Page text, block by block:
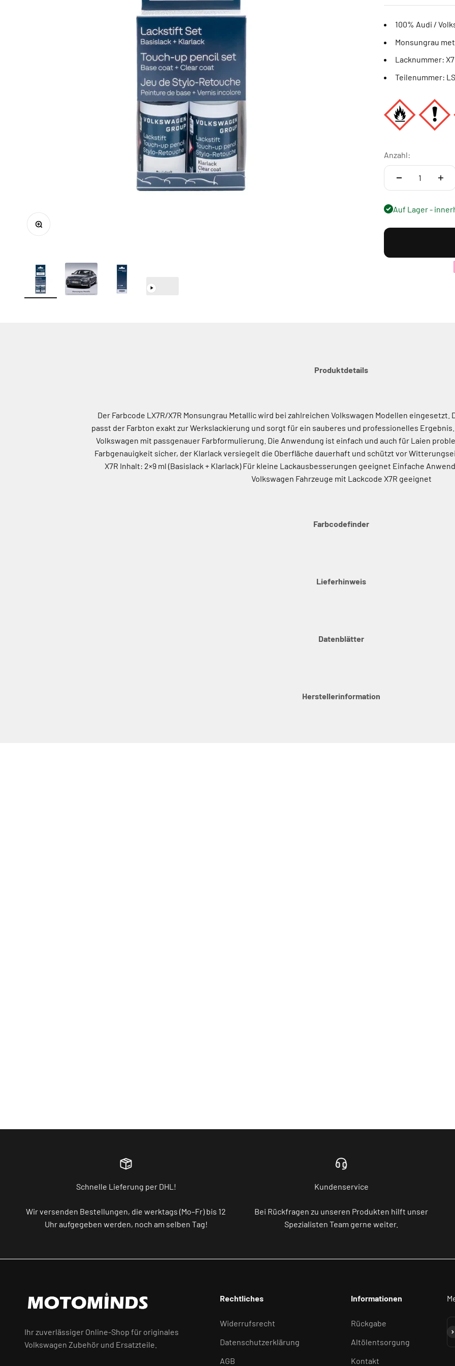
Bild vergrößern
100% Audi /
Monsungrau
Lacknummer:
Teilenummer:
Anzahl:
Auf Lager -
Produktdetails
Der Farbcode LX7R/X7R Monsungrau Metallic wird bei zahlreichen Volkswagen Modellen
passt der Farbton exakt zur Werkslackierung und sorgt für ein sauberes und professionelles
Volkswagen mit passgenauer Farbformulierung. Die Anwendung ist einfach und auch für Laien
Farbgenauigkeit sicher, der Klarlack versiegelt die Oberfläche dauerhaft und schützt vor
X7R Inhalt: 2×9 ml (Basislack + Klarlack) Für kleine Lackausbesserungen geeignet Einfache
Volkswagen Fahrzeuge mit Lackcode X7R geeignet
Farbcodefinder
Lieferhinweis
Datenblätter
Herstellerinformation
Schnelle Lieferung per DHL!
Wir versenden Bestellungen, die werktags (Mo–Fr) bis 12
Uhr aufgegeben werden, noch am selben Tag!
Kundenservice
Bei Rückfragen zu unseren Produkten hilft unser
Spezialisten Team gerne weiter.
Ihr zuverlässiger Online-Shop für originales
Volkswagen Zubehör und Ersatzteile.
Rechtliches
Widerrufsrecht
Datenschutzerklärung
AGB
Informationen
Rückgabe
Altölentsorgung
Kontakt